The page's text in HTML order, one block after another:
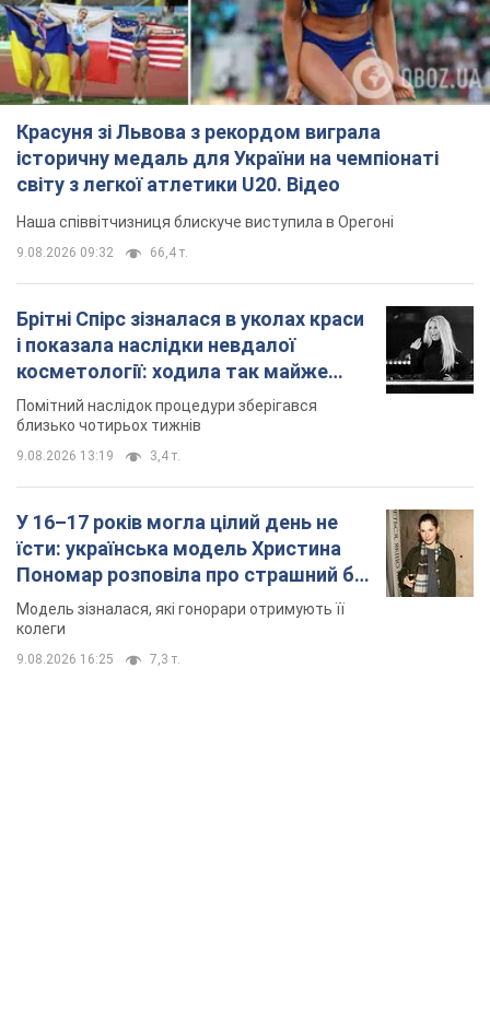
Красуня зі Львова з рекордом виграла
історичну медаль для України на чемпіонаті
світу з легкої атлетики U20. Відео
Наша співвітчизниця блискуче виступила в Орегоні
9.08.2026 09:32 66,4 т.
Брітні Спірс зізналася в уколах краси
і показала наслідки невдалої
косметології: ходила так майже
місяць
Помітний наслідок процедури зберігався
близько чотирьох тижнів
9.08.2026 13:19 3,4 т.
У 16–17 років могла цілий день не
їсти: українська модель Христина
Пономар розповіла про страшний бік
модельної кар’єри
Модель зізналася, які гонорари отримують її
колеги
9.08.2026 16:25 7,3 т.